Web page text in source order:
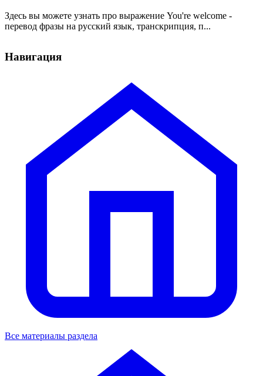
Здесь вы можете узнать про выражение You're welcome -
перевод фразы на русский язык, транскрипция, п...
Навигация
Все материалы раздела